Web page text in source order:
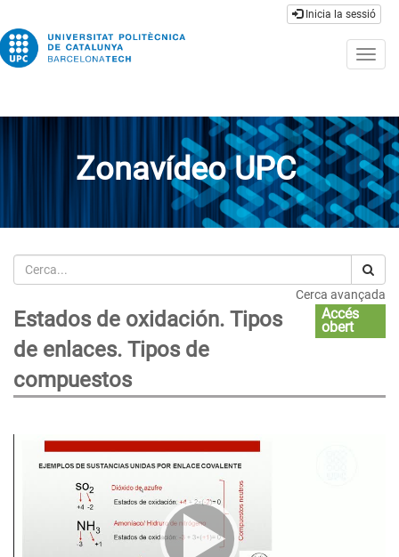
Inicia la sessió
Zonavídeo UPC
Cerca
Cerca avançada
Estados de oxidación. Tipos
de enlaces. Tipos de
compuestos
Accés
obert